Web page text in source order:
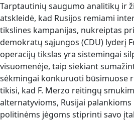
Tarptautinių saugumo analitikų ir
atskleidė, kad Rusijos remiami
tikslines kampanijas, nukreiptas
demokratų sąjungos (CDU) lyderį
operacijų tikslas yra sistemingai
visuomenėje, taip siekiant
sėkmingai konkuruoti būsimuose
tikisi, kad F. Merzo reitingų
alternatyvioms, Rusijai
politinėms jėgoms stiprinti savo